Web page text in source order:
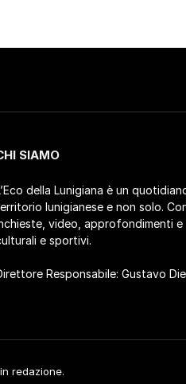
SIAMO
della Lunigiana è un
lunigianese e non solo.
video, approfondimenti
e sportivi.
Responsabile: Gustavo
redazione.